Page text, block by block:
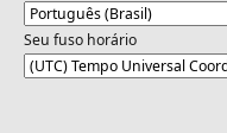
Seu fuso horário